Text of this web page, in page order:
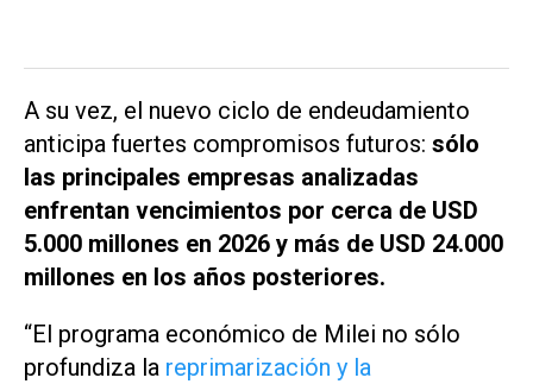
A su vez, el nuevo ciclo de endeudamiento
anticipa fuertes compromisos futuros: sólo
las principales empresas analizadas
enfrentan vencimientos por cerca de USD
5.000 millones en 2026 y más de USD 24.000
millones en los años posteriores.
“El programa económico de Milei no sólo
profundiza la reprimarización y la